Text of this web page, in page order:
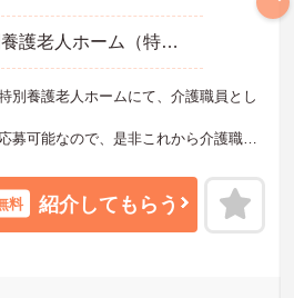
特別養護老人ホーム（特養）
別養護老人ホームにて、介護職員とし
募可能なので、是非これから介護職を
費支給もあるので、通勤の際は心配い
をお伝えしますので、お気軽にお問い
料 紹介してもらう